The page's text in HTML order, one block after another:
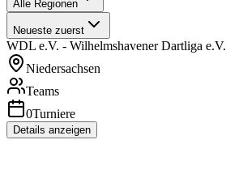
Alle Regionen
Neueste zuerst
WDL e.V. - Wilhelmshavener Dartliga e.V.
Niedersachsen
Teams
0Turniere
Details anzeigen